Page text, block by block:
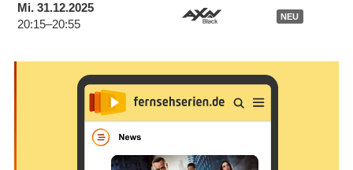
Mi.31.12.2025
20:15–20:55
NEU